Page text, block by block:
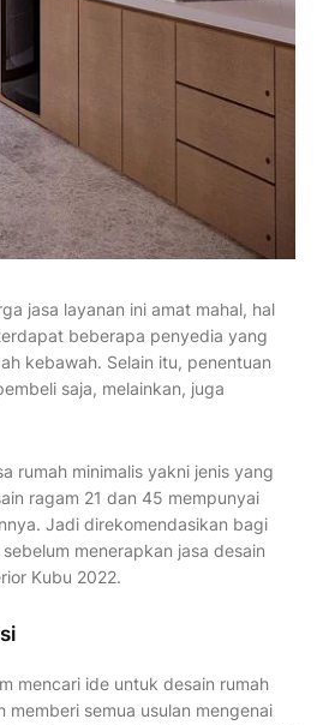
jasa layanan ini amat mahal, hal
beberapa penyedia yang
kebawah. Selain itu, penentuan
saja, melainkan, juga
rumah minimalis yakni jenis yang
ragam 21 dan 45 mempunyai
Jadi direkomendasikan bagi
menerapkan jasa desain
Kubu 2022.
mencari ide untuk desain rumah
semua usulan mengenai